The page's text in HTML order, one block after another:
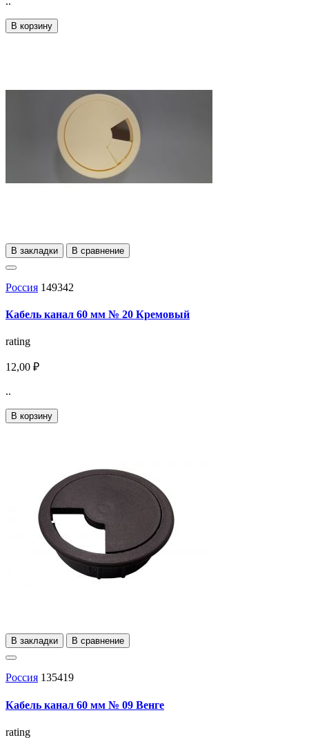
В корзину
В закладки В сравнение
Россия 149342
Кабель канал 60 мм № 20 Кремовый
rating
12,00 ₽
..
В корзину
В закладки В сравнение
Россия 135419
Кабель канал 60 мм № 09 Венге
rating